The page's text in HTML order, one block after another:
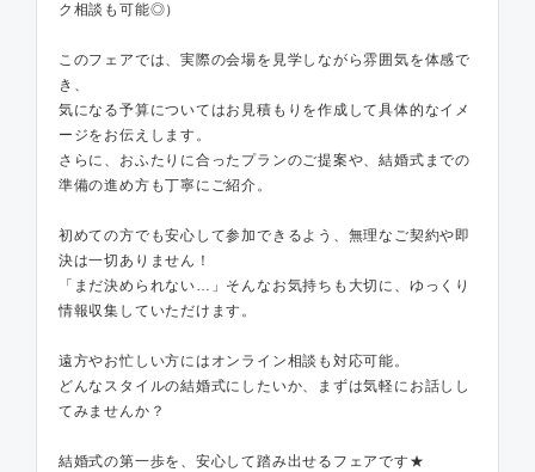
ク相談も可能◎）
このフェアでは、実際の会場を見学しながら雰囲気を体感で
き、
気になる予算についてはお見積もりを作成して具体的なイメ
ージをお伝えします。
さらに、おふたりに合ったプランのご提案や、結婚式までの
準備の進め方も丁寧にご紹介。
初めての方でも安心して参加できるよう、無理なご契約や即
決は一切ありません！
「まだ決められない…」そんなお気持ちも大切に、ゆっくり
情報収集していただけます。
遠方やお忙しい方にはオンライン相談も対応可能。
どんなスタイルの結婚式にしたいか、まずは気軽にお話しし
てみませんか？
結婚式の第一歩を、安心して踏み出せるフェアです★